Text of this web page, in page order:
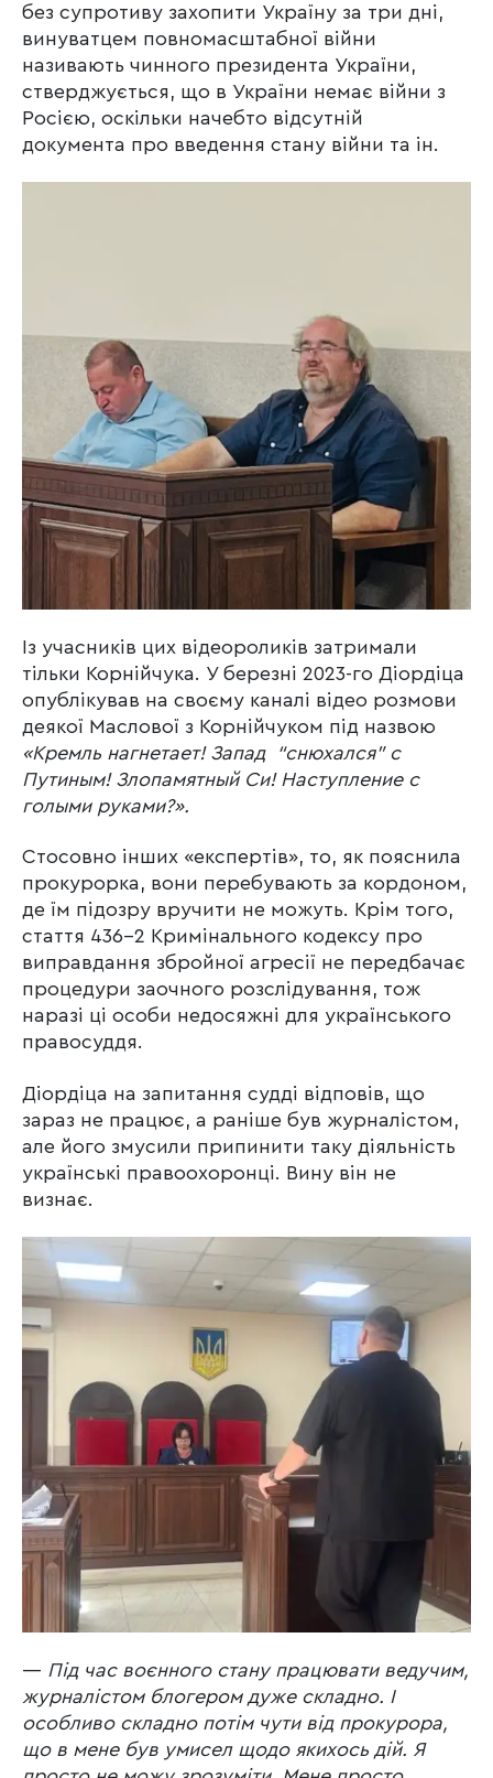
без супротиву захопити Україну за три дні,
винуватцем повномасштабної війни
називають чинного президента України,
стверджується, що в України немає війни з
Росією, оскільки начебто відсутній
документа про введення стану війни та ін.
Із учасників цих відеороликів затримали
тільки Корнійчука. У березні 2023-го Діордіца
опублікував на своєму каналі відео розмови
деякої Маслової з Корнійчуком під назвою
«Кремль нагнетает! Запад “снюхался” с
Путиным! Злопамятный Си! Наступление с
голыми руками?».
Стосовно інших «експертів», то, як пояснила
прокурорка, вони перебувають за кордоном,
де їм підозру вручити не можуть. Крім того,
стаття 436-2 Кримінального кодексу про
виправдання збройної агресії не передбачає
процедури заочного розслідування, тож
наразі ці особи недосяжні для українського
правосуддя.
Діордіца на запитання судді відповів, що
зараз не працює, а раніше був журналістом,
але його змусили припинити таку діяльність
українські правоохоронці. Вину він не
визнає.
— Під час воєнного стану працювати ведучим,
журналістом блогером дуже складно. І
особливо складно потім чути від прокурора,
що в мене був умисел щодо якихось дій. Я